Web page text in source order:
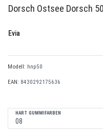
Dorsch Ostsee Dorsch
Evia
Modell: hnp50
EAN: 8430292175636
HART GUMMIFARBEN